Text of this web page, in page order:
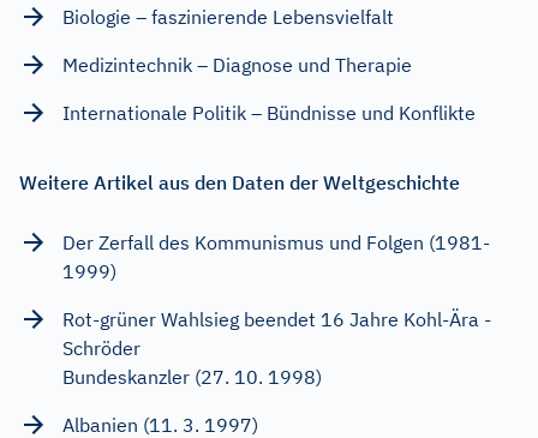
Biologie – faszinierende Lebensvielfalt
Medizintechnik – Diagnose und Therapie
Internationale Politik – Bündnisse und Konflikte
Weitere Artikel aus den Daten der Weltgeschichte
Der Zerfall des Kommunismus und Folgen (1981-
1999)
Rot-grüner Wahlsieg beendet 16 Jahre Kohl-Ära -
Schröder
Bundeskanzler (27. 10. 1998)
Albanien (11. 3. 1997)